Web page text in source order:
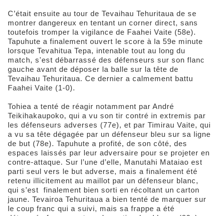
C’était ensuite au tour de Tevaihau Tehuritaua de se
montrer dangereux en tentant un corner direct, sans
toutefois tromper la vigilance de Faahei Vaite (58e).
Tapuhute a finalement ouvert le score à la 59e minute
lorsque Tevahitua Tepa, intenable tout au long du
match, s'est débarrassé des défenseurs sur son flanc
gauche avant de déposer la balle sur la tête de
Tevaihau Tehuritaua. Ce dernier a calmement battu
Faahei Vaite (1-0).
Tohiea a tenté de réagir notamment par André
Teikihakaupoko, qui a vu son tir contré in extremis par
les défenseurs adverses (77e), et par Timirau Vaite, qui
a vu sa tête dégagée par un défenseur bleu sur sa ligne
de but (78e). Tapuhute a profité, de son côté, des
espaces laissés par leur adversaire pour se projeter en
contre-attaque. Sur l’une d’elle, Manutahi Mataiao est
parti seul vers le but adverse, mais a finalement été
retenu illicitement au maillot par un défenseur blanc,
qui s’est finalement bien sorti en récoltant un carton
jaune. Tevairoa Tehuritaua a bien tenté de marquer sur
le coup franc qui a suivi, mais sa frappe a été